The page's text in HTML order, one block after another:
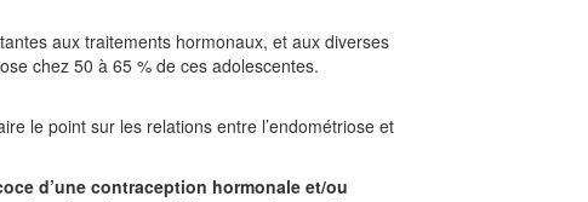
aux traitements hormonaux, et aux diverses
chez 50 à 65 % de ces adolescentes.
le point sur les relations entre l’endométriose et
d’une contraception hormonale et/ou